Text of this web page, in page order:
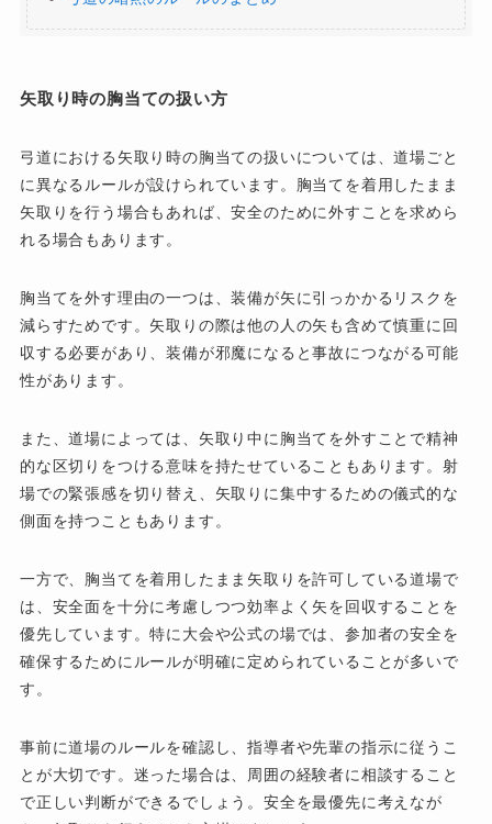
矢取り時の胸当ての扱い方
弓道における矢取り時の胸当ての扱いについては、道場ごと
に異なるルールが設けられています。胸当てを着用したまま
矢取りを行う場合もあれば、安全のために外すことを求めら
れる場合もあります。
胸当てを外す理由の一つは、装備が矢に引っかかるリスクを
減らすためです。矢取りの際は他の人の矢も含めて慎重に回
収する必要があり、装備が邪魔になると事故につながる可能
性があります。
また、道場によっては、矢取り中に胸当てを外すことで精神
的な区切りをつける意味を持たせていることもあります。射
場での緊張感を切り替え、矢取りに集中するための儀式的な
側面を持つこともあります。
一方で、胸当てを着用したまま矢取りを許可している道場で
は、安全面を十分に考慮しつつ効率よく矢を回収することを
優先しています。特に大会や公式の場では、参加者の安全を
確保するためにルールが明確に定められていることが多いで
す。
事前に道場のルールを確認し、指導者や先輩の指示に従うこ
とが大切です。迷った場合は、周囲の経験者に相談すること
で正しい判断ができるでしょう。安全を最優先に考えなが